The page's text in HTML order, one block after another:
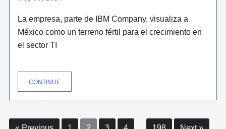
La empresa, parte de IBM Company, visualiza a
México como un terreno fértil para el crecimiento en
el sector TI
CONTINUE"BLUETAB
A
ÓSCAR
DE
LATAM"
Paginación